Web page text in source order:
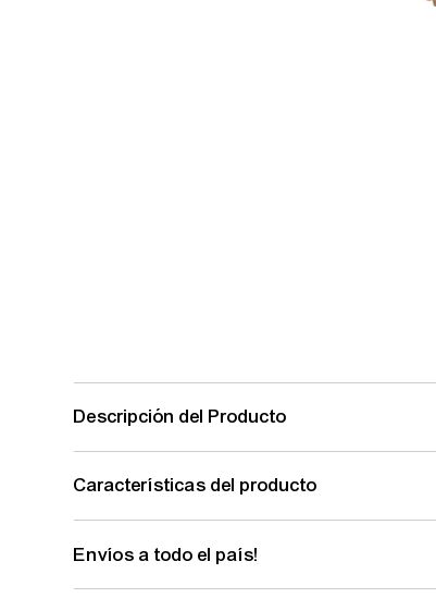
Descripción del Producto
Características del producto
Envíos a todo el país!